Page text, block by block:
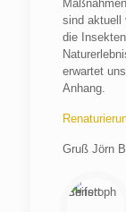
sind aktuell
die
erwartet
Anhang.
Gruß Jörn